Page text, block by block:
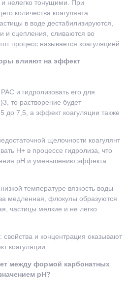
нелегко тонущими. При
количества коагулянта
в воде дестабилизируются,
и сцепления, сливаются во
процесс называется коагуляцией.
влияют на эффект
и гидролизовать его для
то растворение будет
до 7,5, а эффект коагуляции также
щелочности коагулянт
H+ в процессе гидролиза, что
pH и уменьшению эффекта
температуре вязкость воды
медленная, флокулы образуются
частицы мелкие и не легко
и концентрация оказывают
коагуляции
между формой карбонатных
pH?